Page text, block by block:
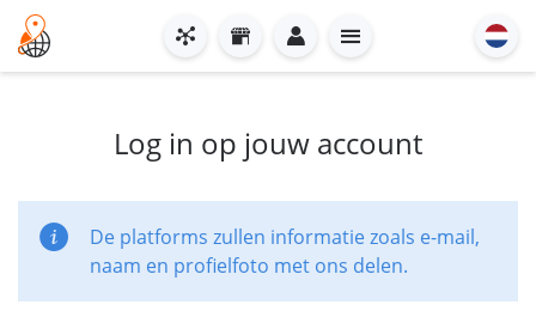
Log in op jouw account
De platforms zullen informatie zoals e-mail,
naam en profielfoto met ons delen.